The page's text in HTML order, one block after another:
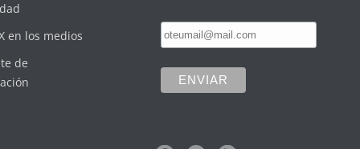
en los medios
de